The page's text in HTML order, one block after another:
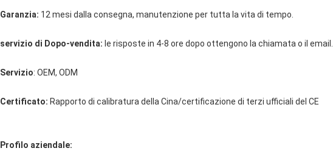
Garanzia: 12 mesi dalla consegna, manutenzione per tutta la vita di tempo.
servizio di Dopo-vendita: le risposte in 4-8 ore dopo ottengono la chiamata o il email.
Servizio: OEM, ODM
Certificato: Rapporto di calibratura della Cina/certificazione di terzi ufficiali del CE
Profilo aziendale: